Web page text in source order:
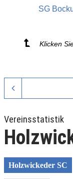
SG
Klicken
Vereinsstatistik
Holzwickeder SC